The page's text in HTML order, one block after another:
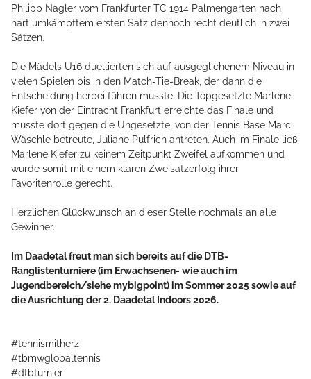
Philipp Nagler vom Frankfurter TC 1914 Palmengarten nach
hart umkämpftem ersten Satz dennoch recht deutlich in zwei
Sätzen.
Die Mädels U16 duellierten sich auf ausgeglichenem Niveau in
vielen Spielen bis in den Match-Tie-Break, der dann die
Entscheidung herbei führen musste. Die Topgesetzte Marlene
Kiefer von der Eintracht Frankfurt erreichte das Finale und
musste dort gegen die Ungesetzte, von der Tennis Base Marc
Wäschle betreute, Juliane Pulfrich antreten. Auch im Finale ließ
Marlene Kiefer zu keinem Zeitpunkt Zweifel aufkommen und
wurde somit mit einem klaren Zweisatzerfolg ihrer
Favoritenrolle gerecht.
Herzlichen Glückwunsch an dieser Stelle nochmals an alle
Gewinner.
Im Daadetal freut man sich bereits auf die DTB-
Ranglistenturniere (im Erwachsenen- wie auch im
Jugendbereich/siehe mybigpoint) im Sommer 2025 sowie auf
die Ausrichtung der 2. Daadetal Indoors 2026.
#tennismitherz
#tbmwglobaltennis
#dtbturnier